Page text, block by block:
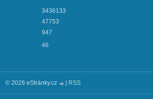
46
3436133
47753
947
© 2026 eStránky.cz | RSS